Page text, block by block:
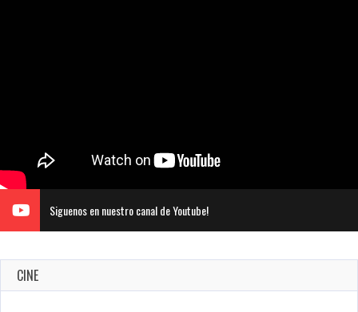
Siguenos en nuestro canal de Youtube!
CINE